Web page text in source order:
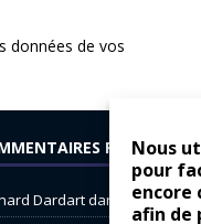
Nous
pour
encore
afin de
données de vos
RÉCENTS
Dardartdans Dacia